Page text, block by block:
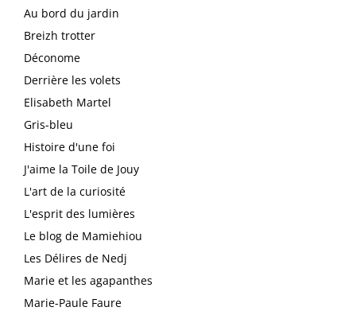
Au bord du jardin
Breizh trotter
Déconome
Derrière les volets
Elisabeth Martel
Gris-bleu
Histoire d'une foi
J'aime la Toile de Jouy
L'art de la curiosité
L'esprit des lumières
Le blog de Mamiehiou
Les Délires de Nedj
Marie et les agapanthes
Marie-Paule Faure